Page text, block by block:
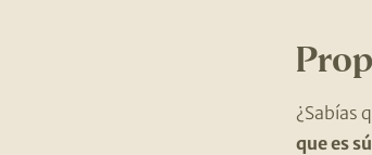
¿Sabías
que es